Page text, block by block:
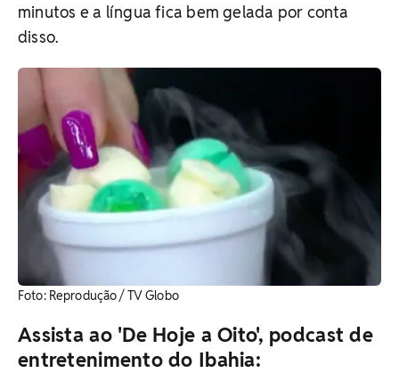
minutos e a língua fica bem gelada por conta
disso.
​Foto: Reprodução / TV Globo
Assista ao 'De Hoje a Oito', podcast de
entretenimento do Ibahia: